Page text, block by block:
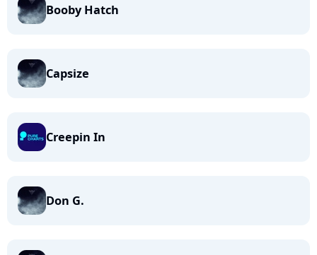
Booby Hatch
Capsize
Creepin In
Don G.